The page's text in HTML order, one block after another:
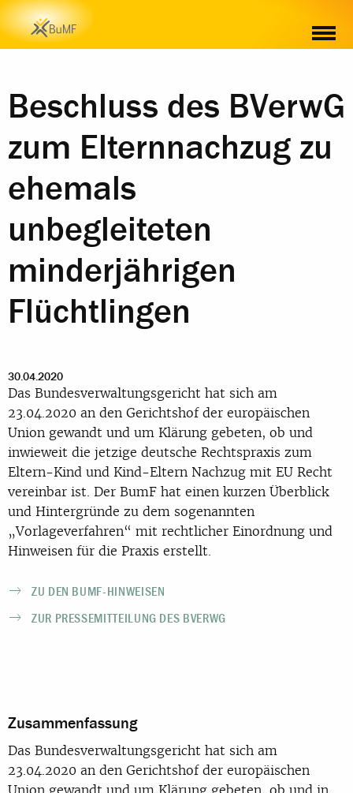
MATERIAL
Beschluss des BVerwG
zum Elternnachzug zu
ehemals
unbegleiteten
minderjährigen
Flüchtlingen
30.04.2020
Das Bundesverwaltungsgericht hat sich am
23.04.2020 an den Gerichtshof der europäischen
Union gewandt und um Klärung gebeten, ob und
inwieweit die jetzige deutsche Rechtspraxis zum
Eltern-Kind und Kind-Eltern Nachzug mit EU Recht
vereinbar ist. Der BumF hat einen kurzen Überblick
und Hintergründe zu dem sogenannten
„Vorlageverfahren“ mit rechtlicher Einordnung und
Hinweisen für die Praxis erstellt.
ZU DEN BUMF-HINWEISEN
ZUR PRESSEMITTEILUNG DES BVERWG
Zusammenfassung
Das Bundesverwaltungsgericht hat sich am
23.04.2020 an den Gerichtshof der europäischen